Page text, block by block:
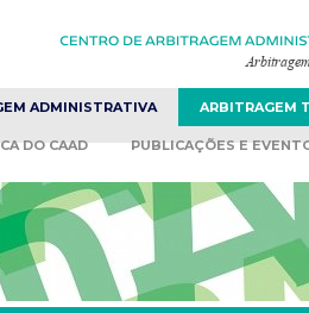
ADMINISTRATIVA ARBITRAGEM
DO CAAD PUBLICAÇÕES E